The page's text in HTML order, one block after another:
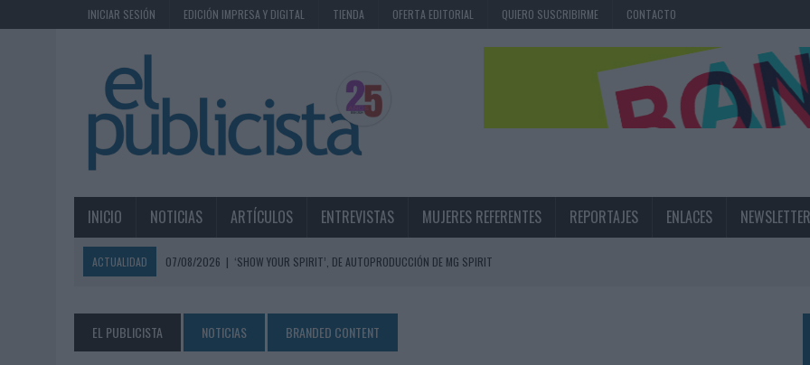
INICIAR SESIÓN EDICIÓN IMPRESA Y DIGITAL TIENDA OFERTA EDITORIAL QUIERO SUSCRIBIRME CONTACTO
INICIO NOTICIAS ARTÍCULOS ENTREVISTAS MUJERES REFERENTES REPORTAJES ENLACES NEWSLETTER
ACTUALIDAD 07/08/2026 | ‘SHOW YOUR SPIRIT’, DE AUTOPRODUCCIÓN DE MG SPIRIT
07/08/2026 | MG SPIRIT RELANZA SU MARCA CON UNA ESTRATEGIA 360º CENTRADA EN EL ORIGEN BARCELONÉS
EL PUBLICISTA NOTICIAS BRANDED CONTENT